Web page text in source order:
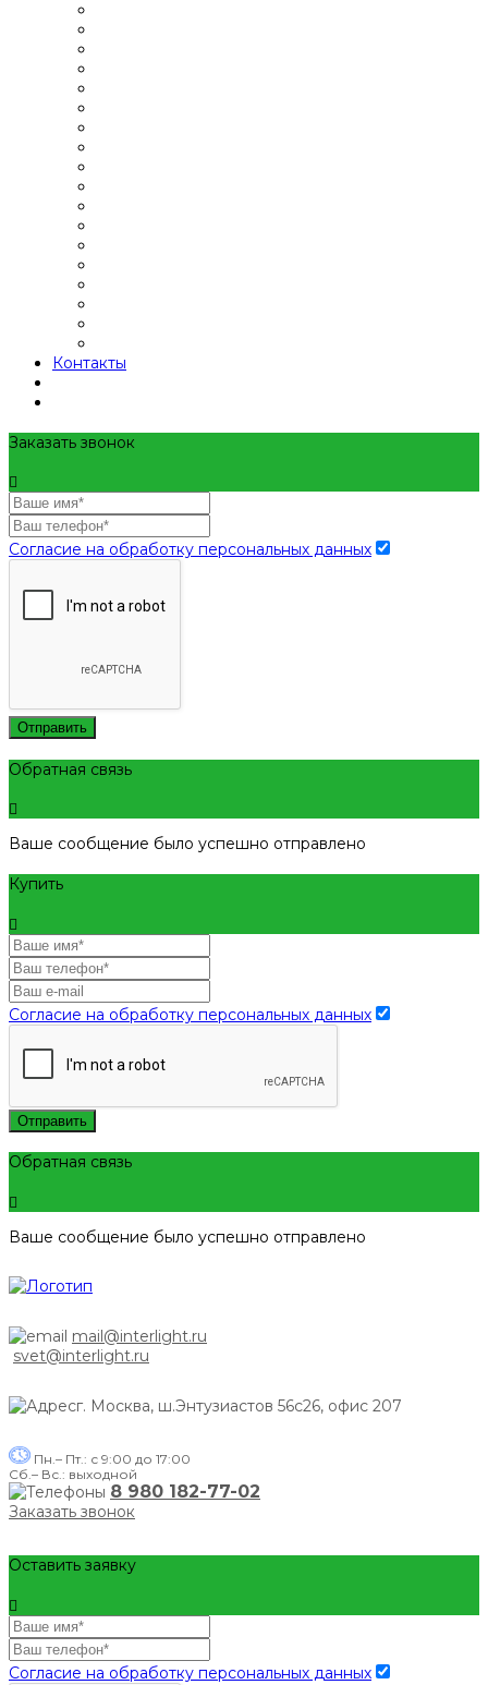
Контакты
Заказать звонок
Согласие на обработку персональных данных
Отправить
Обратная связь
Ваше сообщение было успешно отправлено
Купить
Согласие на обработку персональных данных
Отправить
Обратная связь
Ваше сообщение было успешно отправлено
mail@interlight.ru
svet@interlight.ru
г. Москва, ш.Энтузиастов 56с26, офис 207
Пн.– Пт.: с 9:00 до 17:00
Сб.– Вс.: выходной
8 980 182-77-02
Заказать звонок
Оставить заявку
Согласие на обработку персональных данных